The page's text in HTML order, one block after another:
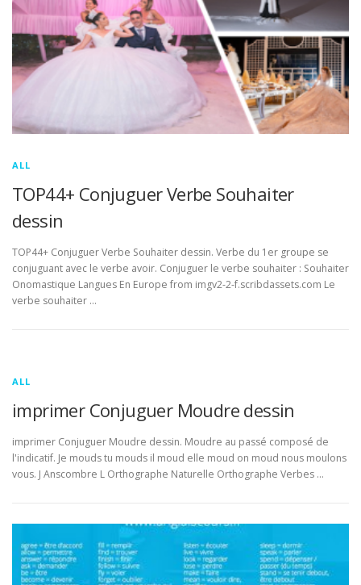
ALL
TOP44+ Conjuguer Verbe Souhaiter
dessin
TOP44+ Conjuguer Verbe Souhaiter dessin. Verbe du 1er groupe se
conjuguant avec le verbe avoir. Conjuguer le verbe souhaiter : Souhaiter
Onomastique Langues En Europe from imgv2-2-f.scribdassets.com Le
verbe souhaiter …
ALL
imprimer Conjuguer Moudre dessin
imprimer Conjuguer Moudre dessin. Moudre au passé composé de
l'indicatif. Je mouds tu mouds il moud elle moud on moud nous moulons
vous. J Anscombre L Orthographe Naturelle Orthographe Verbes …